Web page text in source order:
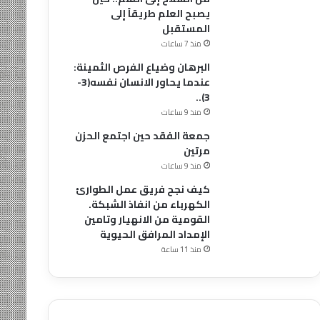
يصبح العلم طريقاً إلى
المستقبل
منذ 7 ساعات
البرهان وضياع الفرص الثمينة:
عندما يحاور الانسان نفسه(3-
3)..
منذ 9 ساعات
جمعة الفقد حين اجتمع الحزن
مرتين
منذ 9 ساعات
كيف نجح فريق عمل الطوارئ
الكهرباء من انفاذ الشبكة.
القومية من الانهيار وتامين
الإمداد المرافق الحيوية
منذ 11 ساعة